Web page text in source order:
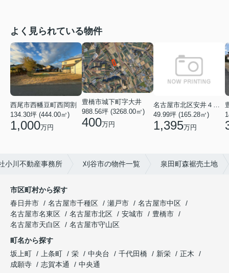
よく見られている物件
西尾市西幡豆町西岡割
134.30坪 (444.00㎡)
1,000万円
豊橋市城下町字大井
988.56坪 (3268.00㎡)
400万円
名古屋市北区安井４丁目
49.99坪 (165.28㎡)
1,395万円
小川不動産事務所 刈谷市の物件一覧 泉田町森裾売土地
市区町村から探す
春日井市
名古屋市千種区 瀬戸市
名古屋市中区
名古屋市名東区
名古屋市北区 安城市
豊橋市
名古屋市天白区
名古屋市守山区
町名から探す
坂上町
上条町 栄 中央台 千代田橋 新栄
正木
成願寺
志賀本通
中央通